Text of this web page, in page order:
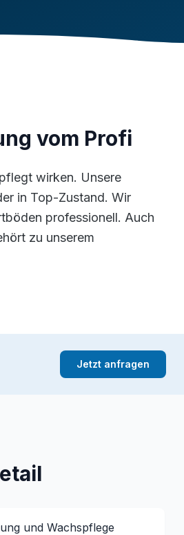
vom Profi
wirken. Unsere
in Top-Zustand. Wir
professionell. Auch
zu unserem
Jetzt anfragen
und Wachspflege